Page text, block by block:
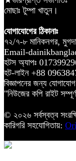
মোছাঃ টুম্পা খাতুন।
যোগাযোগের ঠিকানাঃ
৭২/৭-৮ মানিকনগর,
Email-
হটস অ্যাপঃ
হট-লাইন +88
বিজ্ঞাপনের জন্য
"নিউজের কপি রাইট
© ২০২৬ সর্বস্বত্ব
কারিগরি সহযোগিতায়: